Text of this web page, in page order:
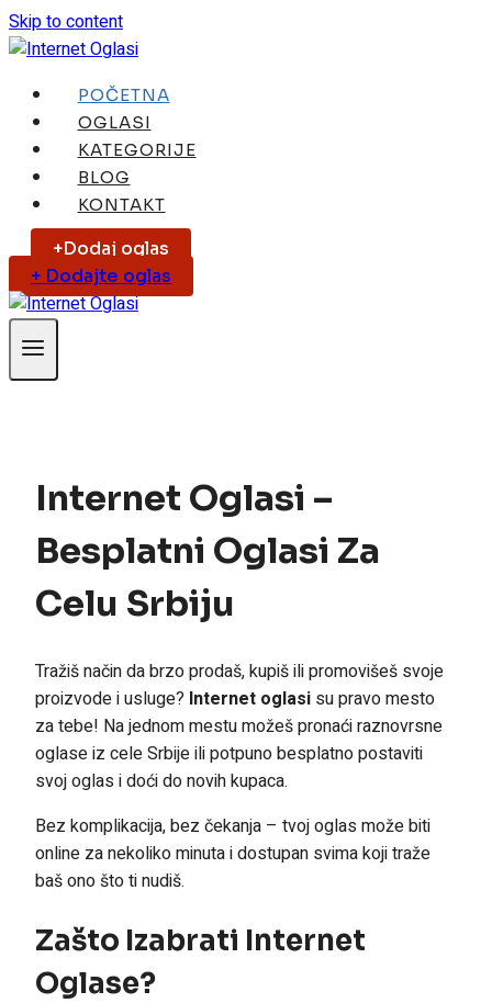
Skip to content
POČETNA
OGLASI
KATEGORIJE
BLOG
KONTAKT
+Dodaj oglas
+ Dodajte oglas
Internet Oglasi –
Besplatni Oglasi Za
Celu Srbiju
Tražiš način da brzo prodaš, kupiš ili promovišeš svoje
proizvode i usluge? Internet oglasi su pravo mesto
za tebe! Na jednom mestu možeš pronaći raznovrsne
oglase iz cele Srbije ili potpuno besplatno postaviti
svoj oglas i doći do novih kupaca.
Bez komplikacija, bez čekanja – tvoj oglas može biti
online za nekoliko minuta i dostupan svima koji traže
baš ono što ti nudiš.
Zašto Izabrati Internet
Oglase?